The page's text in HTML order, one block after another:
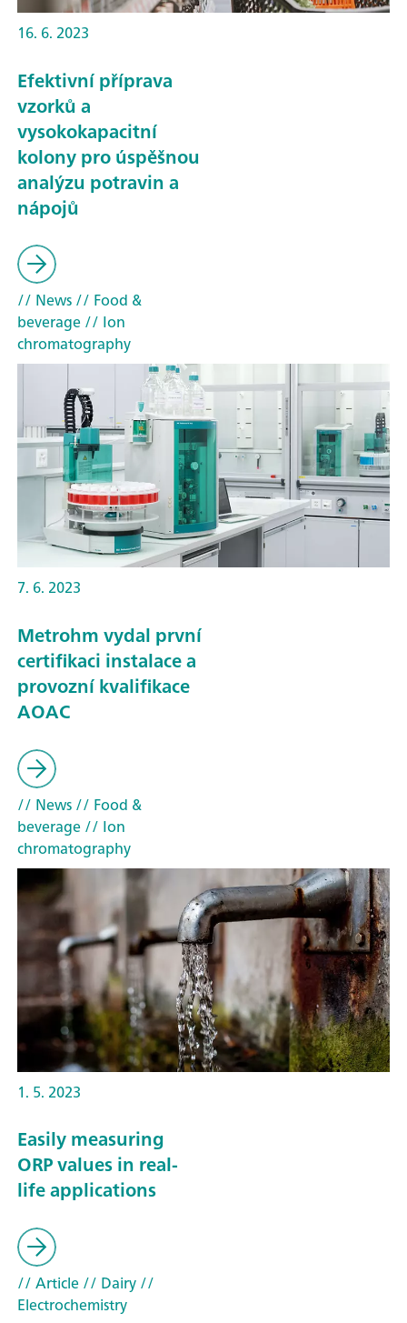
16. 6. 2023
Efektivní příprava
vzorků a
vysokokapacitní
kolony pro úspěšnou
analýzu potravin a
nápojů
// News// Food &
beverage// Ion
chromatography
7. 6. 2023
Metrohm vydal první
certifikaci instalace a
provozní kvalifikace
AOAC
// News// Food &
beverage// Ion
chromatography
1. 5. 2023
Easily measuring
ORP values in real-
life applications
// Article// Dairy//
Electrochemistry